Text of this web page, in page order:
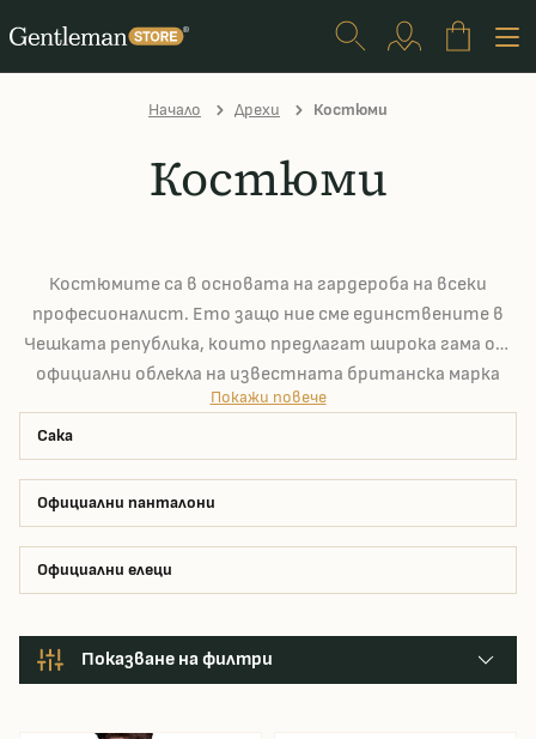
Начало Дрехи Костюми
Костюми
Костюмите са в основата на гардероба на всеки
професионалист. Ето защо ние сме единствените в
Чешката република, които предлагат широка гама от
официални облекла на известната британска марка
Charles Tyrwhitt. Като част от лимитираните сезонни
колекции, ние редовно избираме повече или по-малко
ежедневни сака от много други марки за вас, защото
дори професионалистът просто иска да мързелува със
стил от време на време.
Покажи повече
Сака
Официални панталони
Официални елеци
Показване на филтри